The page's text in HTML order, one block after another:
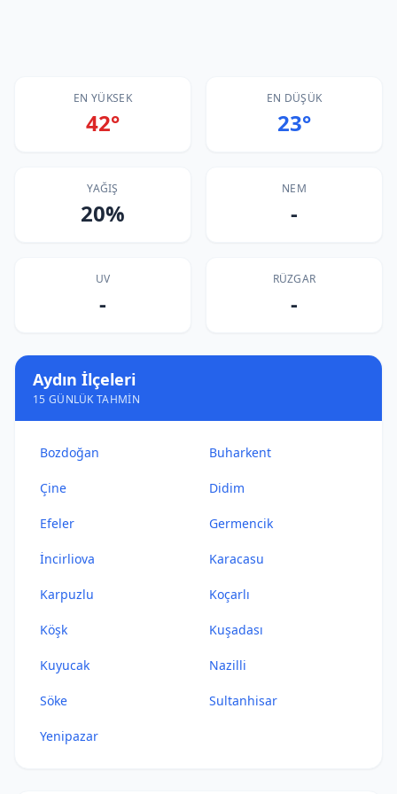
EN YÜKSEK
42°
EN DÜŞÜK
23°
YAĞIŞ
20%
NEM
-
UV
-
RÜZGAR
-
Aydın İlçeleri
15 GÜNLÜK TAHMIN
Bozdoğan Buharkent
Çine Didim
Efeler Germencik
İncirliova Karacasu
Karpuzlu Koçarlı
Köşk Kuşadası
Kuyucak Nazilli
Söke Sultanhisar
Yenipazar